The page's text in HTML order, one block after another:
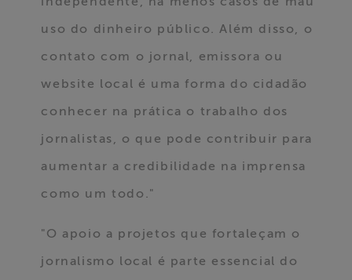
uso do dinheiro público. Além disso, o
contato com o jornal, emissora ou
website local é uma forma do cidadão
conhecer na prática o trabalho dos
jornalistas, o que pode contribuir para
aumentar a credibilidade na imprensa
como um todo."
"O apoio a projetos que fortaleçam o
jornalismo local é parte essencial do